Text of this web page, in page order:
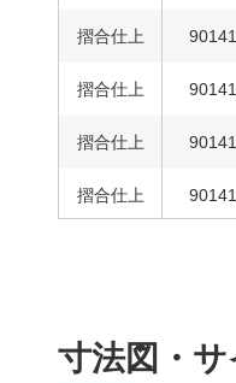
摺合仕上
摺合仕上
摺合仕上
摺合仕上
摺合仕上
寸法図・